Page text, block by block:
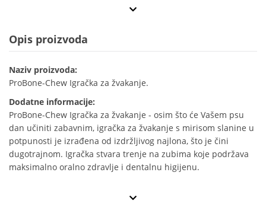
Opis proizvoda
Naziv proizvoda:
ProBone-Chew Igračka za žvakanje.
Dodatne informacije:
ProBone-Chew Igračka za žvakanje - osim što će Vašem psu
dan učiniti zabavnim, igračka za žvakanje s mirisom slanine u
potpunosti je izrađena od izdržljivog najlona, što je čini
dugotrajnom. Igračka stvara trenje na zubima koje podržava
maksimalno oralno zdravlje i dentalnu higijenu.